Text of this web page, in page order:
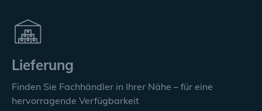
Lieferung
Finden Sie Fachhändler in Ihrer Nähe – für eine
hervorragende Verfügbarkeit